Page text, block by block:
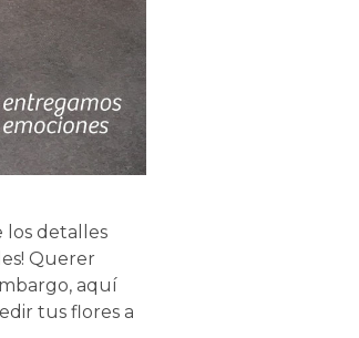
los detalles
Querer
aquí
tus flores a